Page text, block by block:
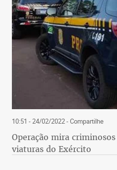
10:51 - 24/02/2022- Compartilhe
Operação mira
viaturas do Exército